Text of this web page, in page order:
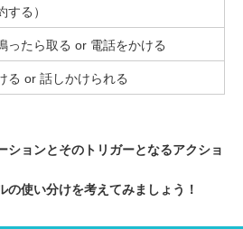
する）
ったら取る or 電話をかける
る or 話しかけられる
ションとそのトリガーとなるアクショ
の使い分けを考えてみましょう！